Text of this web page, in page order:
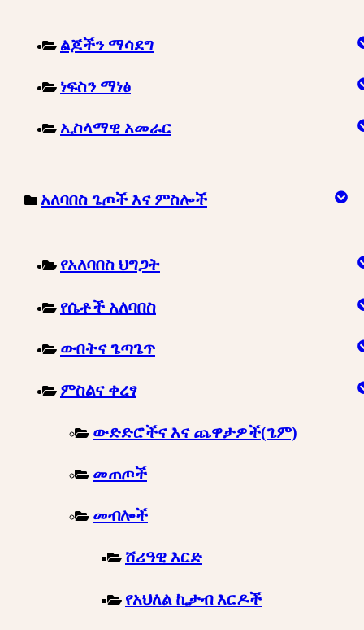
ልጆችን ማሳደግ
ነፍስን ማነፅ
ኢስላማዊ አመራር
አለባበስ ጌጦች እና ምስሎች
የአለባበስ ህግጋት
የሴቶች አለባበስ
ውበትና ጌጣጌጥ
ምስልና ቀረፃ
ውድድሮችና እና ጨዋታዎች(ጌም)
መጠጦች
መብሎች
ሸሪዓዊ እርድ
የአህለል ኪታብ እርዶች